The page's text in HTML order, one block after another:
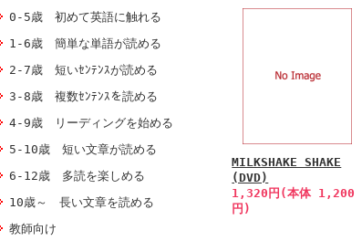
0-5歳 初めて英語に触れる
1-6歳 簡単な単語が読める
2-7歳 短いｾﾝﾃﾝｽが読める
3-8歳 複数ｾﾝﾃﾝｽを読める
4-9歳 リーディングを始める
5-10歳 短い文章が読める
6-12歳 多読を楽しめる
10歳～ 長い文章を読める
教師向け
MILKSHAKE SHAKE
(DVD)
1,320円(本体 1,200
円)